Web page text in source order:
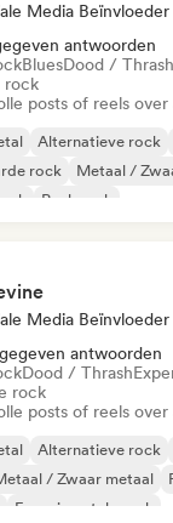
Media Beïnvloeder
antwoorden
BluesDood / Thrash
rock
posts of reels over
Alternatieve rock
rock
Metaal /
Punk rock
Media Beïnvloeder
antwoorden
Dood / Thrash
rock
posts of reels over
Alternatieve rock
/ Zwaar metaal
Experimentele rock